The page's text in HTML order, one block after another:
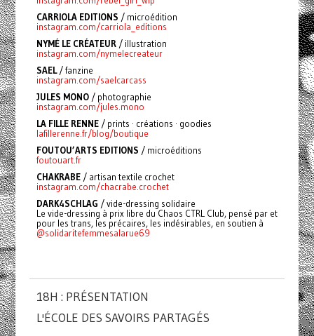
CARRIOLA EDITIONS / microédition
instagram.com/carriola_editions
NYMÉ LE CRÉATEUR/ illustration
instagram.com/nymelecreateur
SAEL/ fanzine
instagram.com/saelcarcass
JULES MONO/ photographie
instagram.com/jules.mono
LA FILLE RENNE/ prints · créations · goodies
lafillerenne.fr/blog/boutique
FOUTOU’ARTS EDITIONS / microéditions
foutouart.fr
CHAKRABE/ artisan textile crochet
instagram.com/chacrabe.crochet
DARK4SCHLAG / vide-dressing solidaire
Le vide-dressing à prix libre du Chaos CTRL Club, pensé par et
pour les trans, les précaires, les indésirables, en soutien à
@solidaritefemmesalarue69
18H : PRÉSENTATION
L'ÉCOLE DES SAVOIRS PARTAGÉS